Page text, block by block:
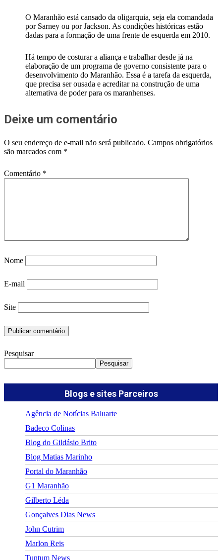
O Maranhão está cansado da oligarquia, seja ela comandada
por Sarney ou por Jackson. As condições históricas estão
dadas para a formação de uma frente de esquerda em 2010.
Há tempo de costurar a aliança e trabalhar desde já na
elaboração de um programa de governo consistente para o
desenvolvimento do Maranhão. Essa é a tarefa da esquerda,
que precisa ser ousada e acreditar na construção de uma
alternativa de poder para os maranhenses.
Deixe um comentário
O seu endereço de e-mail não será publicado. Campos obrigatórios
são marcados com *
Comentário *
Nome
E-mail
Site
Pesquisar
Pesquisar
Blogs e sites Parceiros
Agência de Notícias Baluarte
Badeco Colinas
Blog do Gildásio Brito
Blog Matias Marinho
Portal do Maranhão
G1 Maranhão
Gilberto Léda
Gonçalves Dias News
John Cutrim
Marlon Reis
Tuntum News